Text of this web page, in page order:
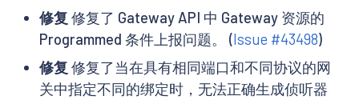
修复 修复了 Gateway API 中 Gateway 资源的
Programmed 条件上报问题。 (Issue #43498)
修复 修复了当在具有相同端口和不同协议的网
关中指定不同的绑定时，无法正确生成侦听器